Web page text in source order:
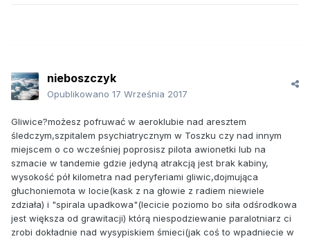
nieboszczyk
Opublikowano 17 Września 2017
Gliwice?możesz pofruwać w aeroklubie nad aresztem
śledczym,szpitalem psychiatrycznym w Toszku czy nad innym
miejscem o co wcześniej poprosisz pilota awionetki lub na
szmacie w tandemie gdzie jedyną atrakcją jest brak kabiny,
wysokość pół kilometra nad peryferiami gliwic,dojmująca
głuchoniemota w locie(kask z na głowie z radiem niewiele
zdziała) i "spirala upadkowa"(lecicie poziomo bo siła odśrodkowa
jest większa od grawitacji) którą niespodziewanie paralotniarz ci
zrobi dokładnie nad wysypiskiem śmieci(jak coś to wpadniecie w